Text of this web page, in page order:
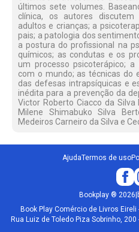
últimos sete volumes.
clínica, os autores
adultos e crianças; a
pais; a patologia dos
a postura do profissional na
químicos; as condutas e os
um processo psicoterápico;
com o mundo; as técnicas do
das defesas intrapsíquicas e
inédita para a prevenção da
Victor Roberto Ciacco da Silva
Milene Shimabuko Silva
Medeiros Carneiro da Silva e
AjudaTermos de uso
Bookplay® 2026
Book Play Comércio de Livros Eireli
Rua Luiz de Toledo Piza Sobrinho,